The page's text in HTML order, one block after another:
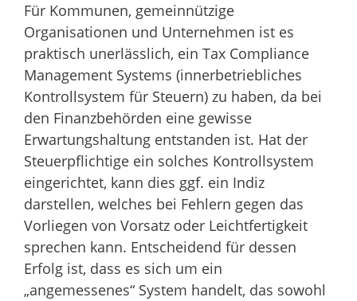
Für Kommunen, gemeinnützige
Organisationen und Unternehmen ist es
praktisch unerlässlich, ein Tax Compliance
Management Systems (innerbetriebliches
Kontrollsystem für Steuern) zu haben, da bei
den Finanzbehörden eine gewisse
Erwartungshaltung entstanden ist. Hat der
Steuerpflichtige ein solches Kontrollsystem
eingerichtet, kann dies ggf. ein Indiz
darstellen, welches bei Fehlern gegen das
Vorliegen von Vorsatz oder Leichtfertigkeit
sprechen kann. Entscheidend für dessen
Erfolg ist, dass es sich um ein
„angemessenes“ System handelt, das sowohl